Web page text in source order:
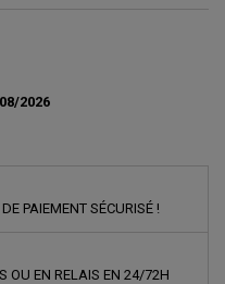
2026
PAIEMENT SÉCURISÉ !
OU EN RELAIS EN 24/72H